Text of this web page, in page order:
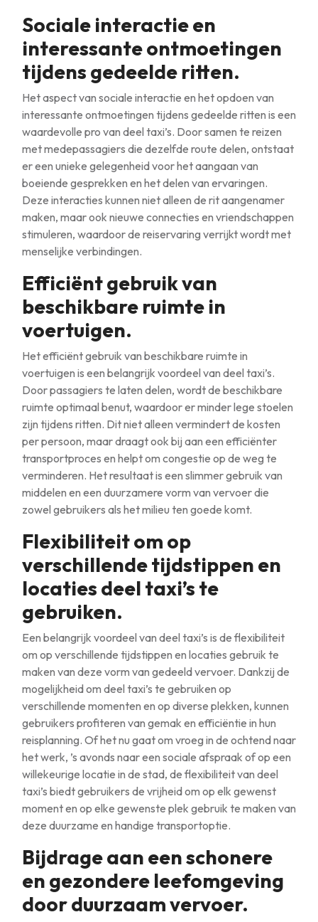
Sociale interactie en
interessante ontmoetingen
tijdens gedeelde ritten.
Het aspect van sociale interactie en het opdoen van
interessante ontmoetingen tijdens gedeelde ritten is een
waardevolle pro van deel taxi’s. Door samen te reizen
met medepassagiers die dezelfde route delen, ontstaat
er een unieke gelegenheid voor het aangaan van
boeiende gesprekken en het delen van ervaringen.
Deze interacties kunnen niet alleen de rit aangenamer
maken, maar ook nieuwe connecties en vriendschappen
stimuleren, waardoor de reiservaring verrijkt wordt met
menselijke verbindingen.
Efficiënt gebruik van
beschikbare ruimte in
voertuigen.
Het efficiënt gebruik van beschikbare ruimte in
voertuigen is een belangrijk voordeel van deel taxi’s.
Door passagiers te laten delen, wordt de beschikbare
ruimte optimaal benut, waardoor er minder lege stoelen
zijn tijdens ritten. Dit niet alleen vermindert de kosten
per persoon, maar draagt ook bij aan een efficiënter
transportproces en helpt om congestie op de weg te
verminderen. Het resultaat is een slimmer gebruik van
middelen en een duurzamere vorm van vervoer die
zowel gebruikers als het milieu ten goede komt.
Flexibiliteit om op
verschillende tijdstippen en
locaties deel taxi’s te
gebruiken.
Een belangrijk voordeel van deel taxi’s is de flexibiliteit
om op verschillende tijdstippen en locaties gebruik te
maken van deze vorm van gedeeld vervoer. Dankzij de
mogelijkheid om deel taxi’s te gebruiken op
verschillende momenten en op diverse plekken, kunnen
gebruikers profiteren van gemak en efficiëntie in hun
reisplanning. Of het nu gaat om vroeg in de ochtend naar
het werk, ’s avonds naar een sociale afspraak of op een
willekeurige locatie in de stad, de flexibiliteit van deel
taxi’s biedt gebruikers de vrijheid om op elk gewenst
moment en op elke gewenste plek gebruik te maken van
deze duurzame en handige transportoptie.
Bijdrage aan een schonere
en gezondere leefomgeving
door duurzaam vervoer.